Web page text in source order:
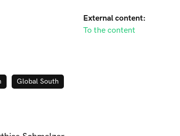
External content:
To the content
Global South